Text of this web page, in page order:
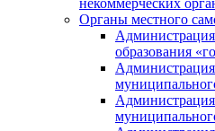
Органы местного
образования